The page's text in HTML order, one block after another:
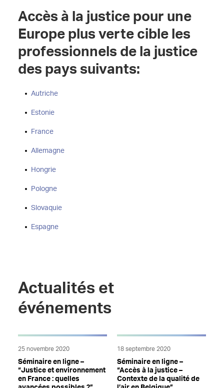
Accès à la justice pour une
Europe plus verte cible les
professionnels de la justice
des pays suivants:
Autriche
Estonie
France
Allemagne
Hongrie
Pologne
Slovaquie
Espagne
Actualités et
événements
25 novembre 2020
Séminaire en ligne –
“Justice et environnement
en France : quelles
18 septembre 2020
Séminaire en ligne –
“Accès à la justice –
Contexte de la qualité de